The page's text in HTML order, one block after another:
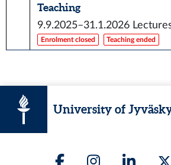
Teaching
9.9.2025–31.1.2026
Enrolment closed Teaching ended
University of